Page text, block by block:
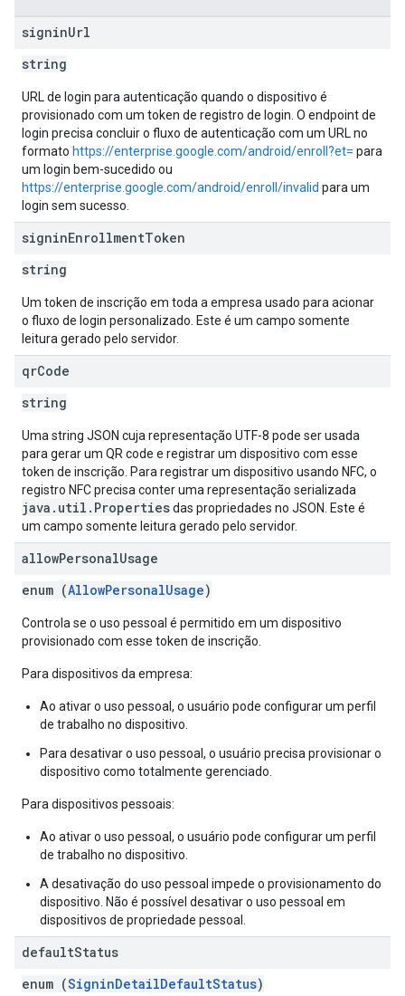
signinUrl
string
URL de login para autenticação quando o dispositivo é
provisionado com um token de registro de login. O endpoint de
login precisa concluir o fluxo de autenticação com um URL no
formato https://enterprise.google.com/android/enroll?et= para
um login bem-sucedido ou
https://enterprise.google.com/android/enroll/invalid para um
login sem sucesso.
signinEnrollmentToken
string
Um token de inscrição em toda a empresa usado para acionar
o fluxo de login personalizado. Este é um campo somente
leitura gerado pelo servidor.
qrCode
string
Uma string JSON cuja representação UTF-8 pode ser usada
para gerar um QR code e registrar um dispositivo com esse
token de inscrição. Para registrar um dispositivo usando NFC, o
registro NFC precisa conter uma representação serializada
java.util.Propertiesdas propriedades no JSON. Este é
um campo somente leitura gerado pelo servidor.
allowPersonalUsage
enum (AllowPersonalUsage)
Controla se o uso pessoal é permitido em um dispositivo
provisionado com esse token de inscrição.
Para dispositivos da empresa:
Ao ativar o uso pessoal, o usuário pode configurar um perfil
de trabalho no dispositivo.
Para desativar o uso pessoal, o usuário precisa provisionar o
dispositivo como totalmente gerenciado.
Para dispositivos pessoais:
Ao ativar o uso pessoal, o usuário pode configurar um perfil
de trabalho no dispositivo.
A desativação do uso pessoal impede o provisionamento do
dispositivo. Não é possível desativar o uso pessoal em
dispositivos de propriedade pessoal.
defaultStatus
enum (SigninDetailDefaultStatus)